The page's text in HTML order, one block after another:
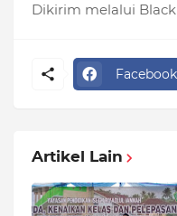
Dikirim melalui
Facebook
Artikel Lain